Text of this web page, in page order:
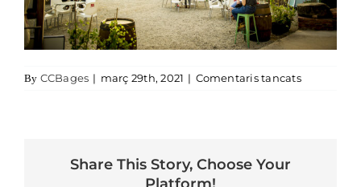
By CCBages | març 29th, 2021 | Comentaris tancatsa wine bar
Share This Story, Choose Your